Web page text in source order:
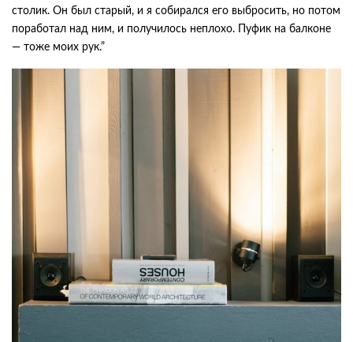
столик. Он был старый, и я собирался его выбросить, но потом
поработал над ним, и получилось неплохо. Пуфик на балконе
— тоже моих рук.”